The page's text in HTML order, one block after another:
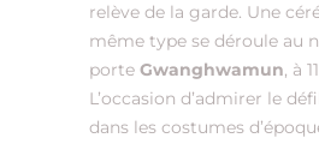
relève de la garde. Une
même type se déroule au
porte Gwanghwamun, à
L’occasion d’admirer le
dans les costumes